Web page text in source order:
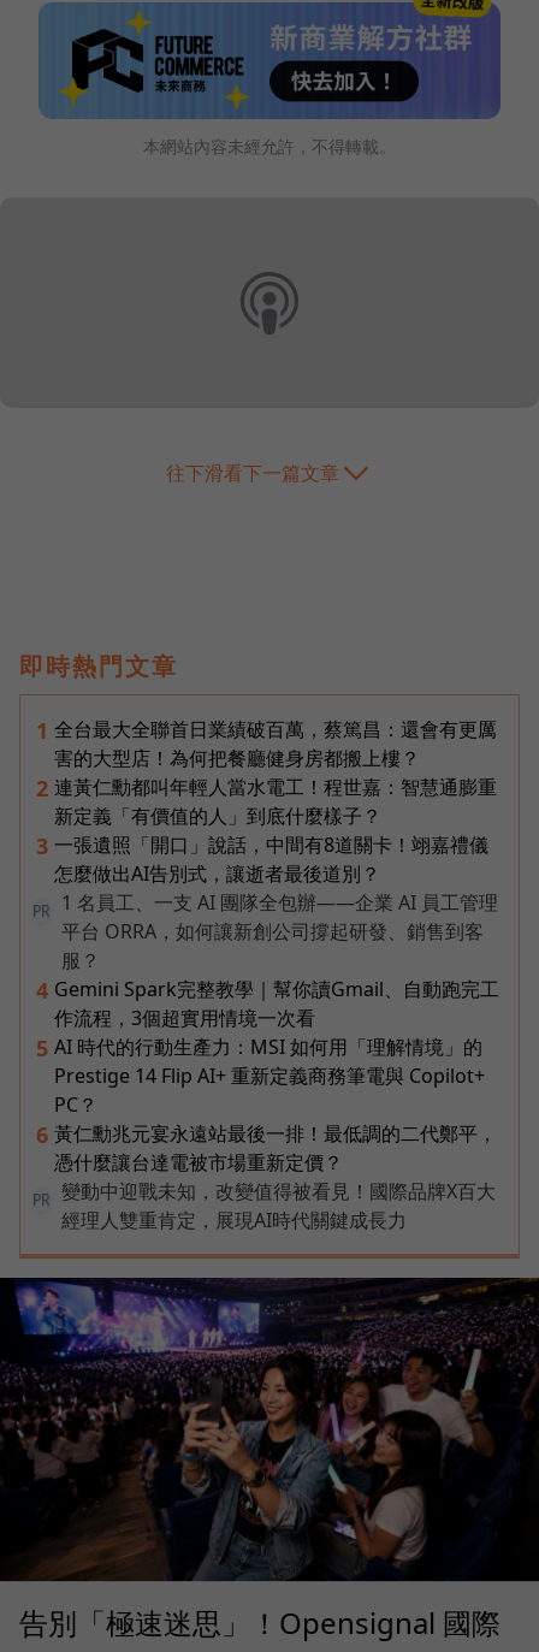
本網站內容未經允許，不得轉載。
往下滑看下一篇文章
即時熱門文章
1 全台最大全聯首日業績破百萬，蔡篤昌：還會有更厲
害的大型店！為何把餐廳健身房都搬上樓？
2 連黃仁勳都叫年輕人當水電工！程世嘉：智慧通膨重
新定義「有價值的人」到底什麼樣子？
3 一張遺照「開口」說話，中間有8道關卡！翊嘉禮儀
怎麼做出AI告別式，讓逝者最後道別？
PR
1 名員工、一支 AI 團隊全包辦——企業 AI 員工管理
平台 ORRA，如何讓新創公司撐起研發、銷售到客
服？
4 Gemini Spark完整教學｜幫你讀Gmail、自動跑完工
作流程，3個超實用情境一次看
5 AI 時代的行動生產力：MSI 如何用「理解情境」的
Prestige 14 Flip AI+ 重新定義商務筆電與 Copilot+
PC？
6 黃仁勳兆元宴永遠站最後一排！最低調的二代鄭平，
憑什麼讓台達電被市場重新定價？
PR
變動中迎戰未知，改變值得被看見！國際品牌X百大
經理人雙重肯定，展現AI時代關鍵成長力
告別「極速迷思」！Opensignal 國際